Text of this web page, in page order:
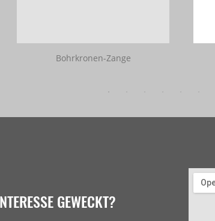
Bohrkronen-Zange
GEWECKT?